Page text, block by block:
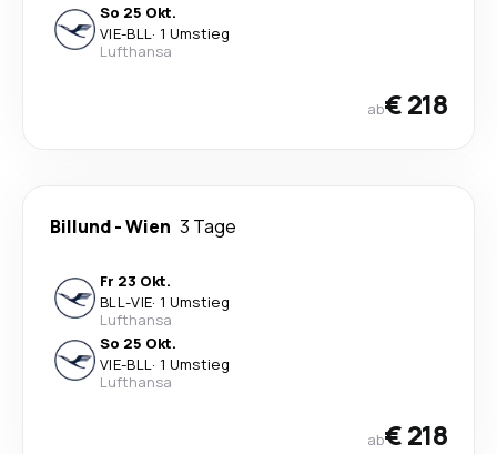
So 25 Okt.
VIE-BLL· 1 Umstieg
Lufthansa
ab€ 218
Billund-Wien 3 Tage
Fr 23 Okt.
BLL-VIE· 1 Umstieg
Lufthansa
So 25 Okt.
VIE-BLL· 1 Umstieg
Lufthansa
ab€ 218